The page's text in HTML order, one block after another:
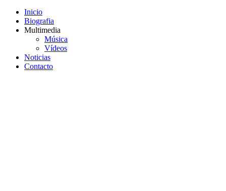
Inicio
Biografia
Multimedia
Música
Vídeos
Noticias
Contacto